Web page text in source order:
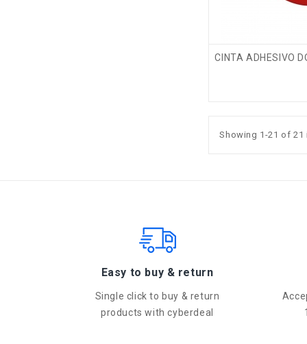
CINTA ADHESIVO
Showing 1-21 of 21
Easy to buy & return
Single click to buy & return
products with cyberdeal